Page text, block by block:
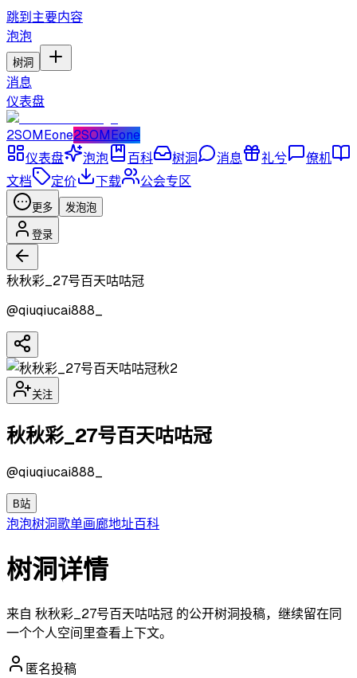
跳到主要内容
泡泡
树洞
消息
仪表盘
2SOMEone2SOMEone
仪表盘
泡泡 百科 树洞 消息 礼兮
僚机
文档
定价 下载 公会专区
更多 发泡泡
登录
秋秋彩_27号百天咕咕冠
@qiuqiucai888_
秋2
关注
秋秋彩_27号百天咕咕冠
@qiuqiucai888_
B站
泡泡树洞歌单画廊地址百科
树洞详情
来自 秋秋彩_27号百天咕咕冠 的公开树洞投稿，继续留在同
一个个人空间里查看上下文。
匿名投稿